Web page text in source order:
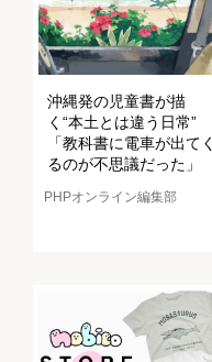
沖縄発の児童書が描
く“本土とは違う日常”
「教科書に電車が出てく
るのが不思議だった」
PHPオンライン編集部